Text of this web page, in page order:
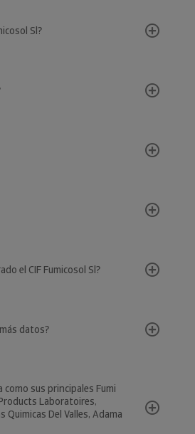
Sl?
el CIF Fumicosol Sl?
datos?
como sus principales Fumi
Laboratoires,
Quimicas Del Valles, Adama